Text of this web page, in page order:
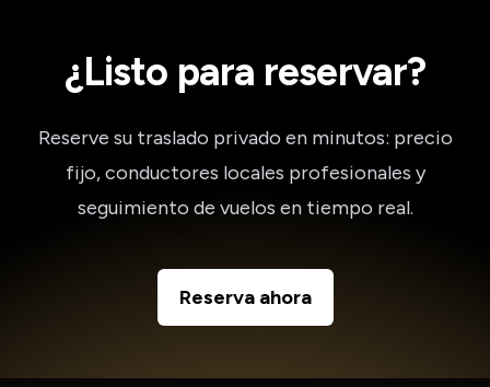
¿Listo para reservar?
Reserve su traslado privado en minutos: precio
fijo, conductores locales profesionales y
seguimiento de vuelos en tiempo real.
Reserva ahora